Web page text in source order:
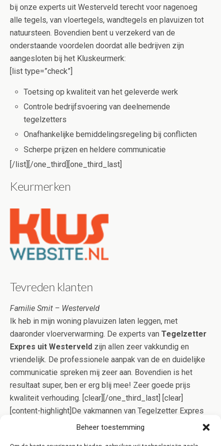
Beheer toestemming
bij onze experts uit Westerveld terecht voor nagenoeg
alle tegels, van vloertegels, wandtegels en plavuizen tot
natuursteen. Bovendien bent u verzekerd van de
onderstaande voordelen doordat alle bedrijven zijn
aangesloten bij het Kluskeurmerk:
[list type=”check”]
Toetsing op kwaliteit van het geleverde werk
Controle bedrijfsvoering van deelnemende
tegelzetters
Onafhankelijke bemiddelingsregeling bij conflicten
Scherpe prijzen en heldere communicatie
[/list][/one_third][one_third_last]
Keurmerken
Tevreden klanten
Familie Smit – Westerveld
Ik heb in mijn woning plavuizen laten leggen, met
daaronder vloerverwarming. De experts van Tegelzetter
Expres uit Westerveld zijn allen zeer vakkundig en
vriendelijk. De professionele aanpak van de en duidelijke
communicatie spreken mij zeer aan. Bovendien is het
resultaat super, ben er erg blij mee! Zeer goede prijs
kwaliteit verhouding. [clear][/one_third_last] [clear]
[content-highlight]De vakmannen van Tegelzetter Expres
Westerveld gaan op effectieve wijze voor u aan de slag,